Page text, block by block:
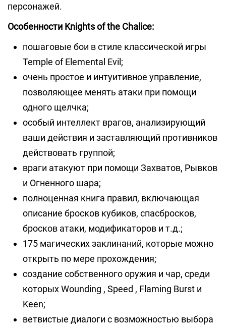
персонажей.
Особенности Knights of the Chalice:
пошаговые бои в стиле классической игры
Temple of Elemental Evil;
очень простое и интуитивное управление,
позволяющее менять атаки при помощи
одного щелчка;
особый интеллект врагов, анализирующий
ваши действия и заставляющий противников
действовать группой;
враги атакуют при помощи Захватов, Рывков
и Огненного шара;
полноценная книга правил, включающая
описание бросков кубиков, спасбросков,
бросков атаки, модификаторов и т.д.;
175 магических заклинаний, которые можно
открыть по мере прохождения;
создание собственного оружия и чар, среди
которых Wounding , Speed , Flaming Burst и
Keen;
ветвистые диалоги с возможностью выбора